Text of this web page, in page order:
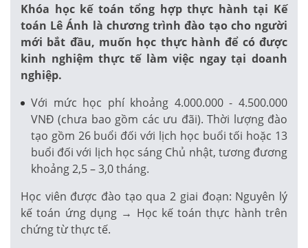
Khóa học kế toán tổng hợp thực hành tại Kế
toán Lê Ánh là chương trình đào tạo cho người
mới bắt đầu, muốn học thực hành để có được
kinh nghiệm thực tế làm việc ngay tại doanh
nghiệp.
Với mức học phí khoảng 4.000.000 - 4.500.000
VNĐ (chưa bao gồm các ưu đãi). Thời lượng đào
tạo gồm 26 buổi đối với lịch học buổi tối hoặc 13
buổi đối với lịch học sáng Chủ nhật, tương đương
khoảng 2,5 – 3,0 tháng.
Học viên được đào tạo qua 2 giai đoạn: Nguyên lý
kế toán ứng dụng → Học kế toán thực hành trên
chứng từ thực tế.